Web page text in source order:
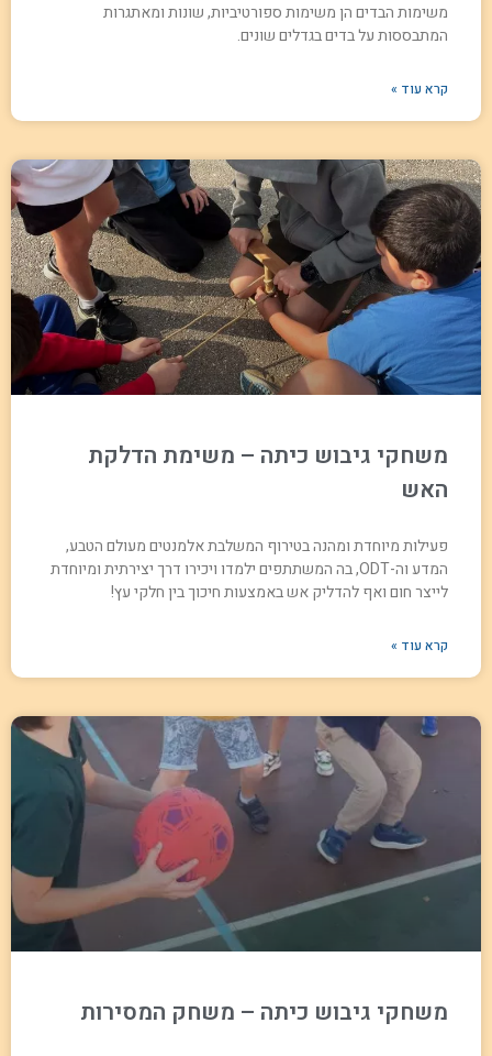
משימות הבדים הן משימות ספורטיביות, שונות ומאתגרות
המתבססות על בדים בגדלים שונים.
קרא עוד »
משחקי גיבוש כיתה – משימת הדלקת
האש
פעילות מיוחדת ומהנה בטירוף המשלבת אלמנטים מעולם הטבע,
המדע וה-ODT, בה המשתתפים ילמדו ויכירו דרך יצירתית ומיוחדת
לייצר חום ואף להדליק אש באמצעות חיכוך בין חלקי עץ!
קרא עוד »
משחקי גיבוש כיתה – משחק המסירות